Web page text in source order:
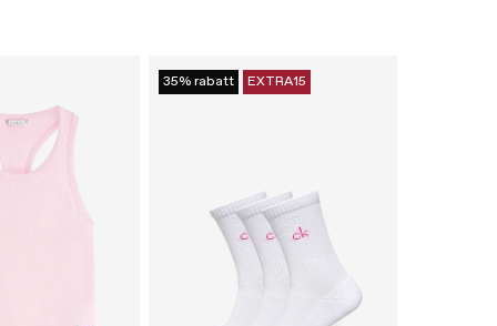
35% rabatt EXTRA15